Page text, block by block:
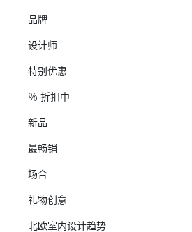
品牌
设计师
特别优惠
％ 折扣中
新品
最畅销
场合
礼物创意
北欧室内设计趋势